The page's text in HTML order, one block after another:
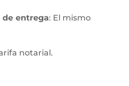
entrega: El mismo
notarial.